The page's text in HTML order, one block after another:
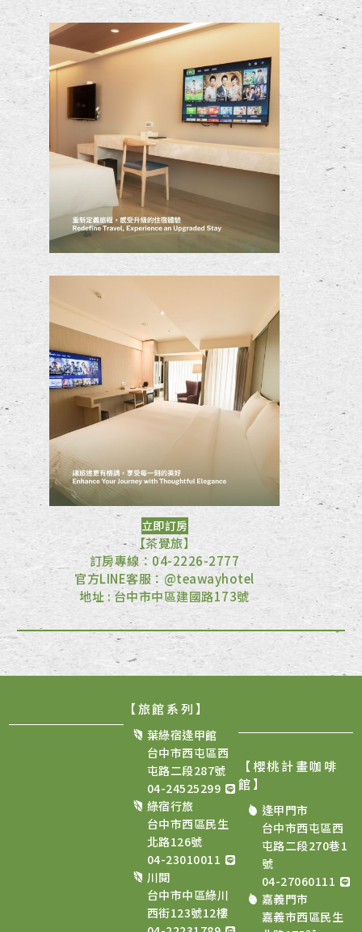
立即訂房
【茶覺旅】
訂房專線：04-2226-2777
官方LINE客服：@teawayhotel
地址 : 台中市中區建國路173號
【旅館系列】
葉綠宿逢甲館
台中市西屯區西
屯路二段287號
04-24525299
綠宿行旅
台中市西區民生
北路126號
04-23010011
川閱
台中市中區綠川
西街123號12樓
【櫻桃計畫咖啡
館】
逢甲門市
台中市西屯區西
屯路二段270巷1
號
04-27060111
嘉義門市
嘉義市西區民生